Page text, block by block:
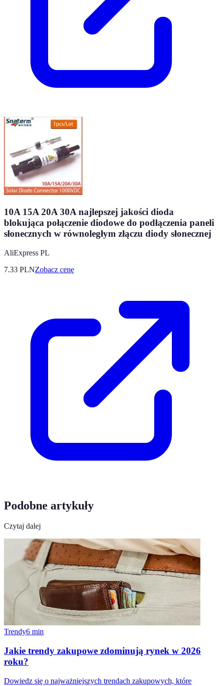
10A 15A 20A 30A najlepszej jakości dioda
blokująca połączenie diodowe do podłączenia paneli
słonecznych w równoległym złączu diody słonecznej
AliExpress PL
7.33 PLNZobacz cenę
Podobne artykuły
Czytaj dalej
Trendy6 min
Jakie trendy zakupowe zdominują rynek w 2026
roku?
Dowiedz się o najważniejszych trendach zakupowych, które